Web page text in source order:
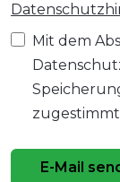
Mit dem
E-Mail